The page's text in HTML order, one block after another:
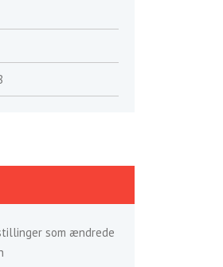
som ændrede